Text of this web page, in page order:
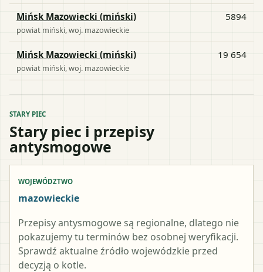
Mińsk Mazowiecki (miński)
powiat miński , woj. mazowieckie
5894
Mińsk Mazowiecki (miński)
powiat miński , woj. mazowieckie
19 654
STARY PIEC
Stary piec i przepisy
antysmogowe
WOJEWÓDZTWO
mazowieckie
Przepisy antysmogowe są regionalne, dlatego nie
pokazujemy tu terminów bez osobnej weryfikacji.
Sprawdź aktualne źródło wojewódzkie przed
decyzją o kotle.